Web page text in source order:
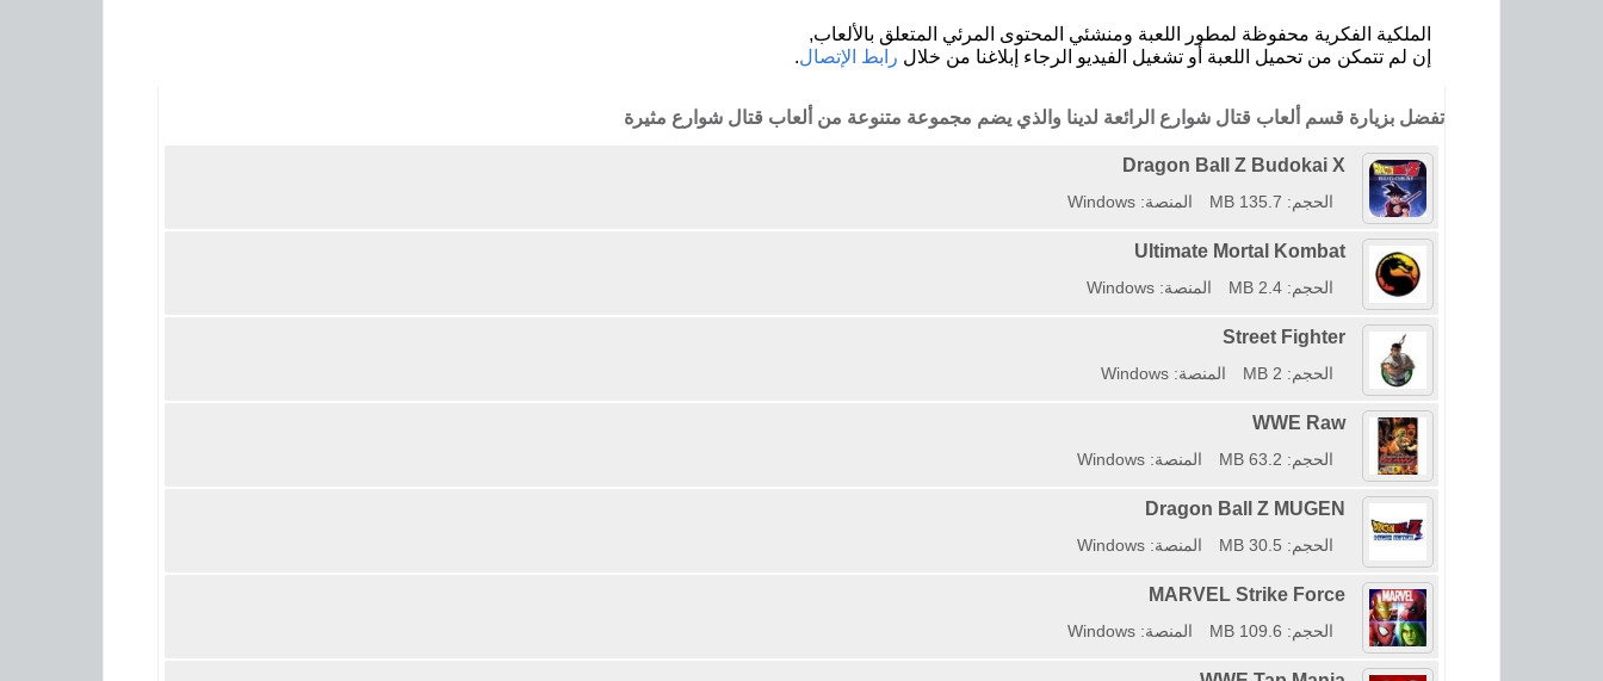
الملكية الفكرية محفوظة لمطور اللعبة ومنشئي المحتوى المرئي المتعلق بالألعاب,
إن لم تتمكن من تحميل اللعبة أو تشغيل الفيديو الرجاء إبلاغنا من خلال رابط الإتصال.
تفضل بزيارة قسم ألعاب قتال شوارع الرائعة لدينا والذي يضم مجموعة متنوعة من ألعاب قتال شوارع مثيرة
Dragon Ball Z Budokai X
الحجم: 135.7 MB المنصة: Windows
Ultimate Mortal Kombat
الحجم: 2.4 MB المنصة: Windows
Street Fighter
الحجم: 2 MB المنصة: Windows
WWE Raw
الحجم: 63.2 MB المنصة: Windows
Dragon Ball Z MUGEN
الحجم: 30.5 MB المنصة: Windows
MARVEL Strike Force
الحجم: 109.6 MB المنصة: Windows